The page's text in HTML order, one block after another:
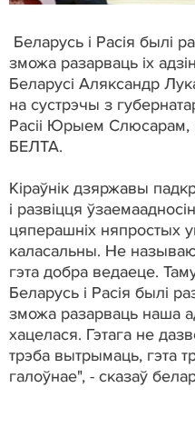
Беларусь і Расія былі
зможа разарваць іх
Беларусі Аляксандр
на сустрэчы з
Расіі Юрыем Слюсарам,
БЕЛТА.
Кіраўнік дзяржавы
і развіцця
цяперашніх няпростых
каласальны. Не
гэта добра ведаеце.
Беларусь і Расія былі
зможа разарваць наша
хацелася. Гэтага не
трэба вытрымаць, гэта
галоўнае", - сказаў